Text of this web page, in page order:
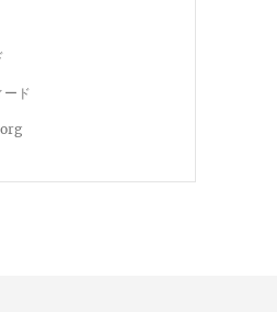
ード